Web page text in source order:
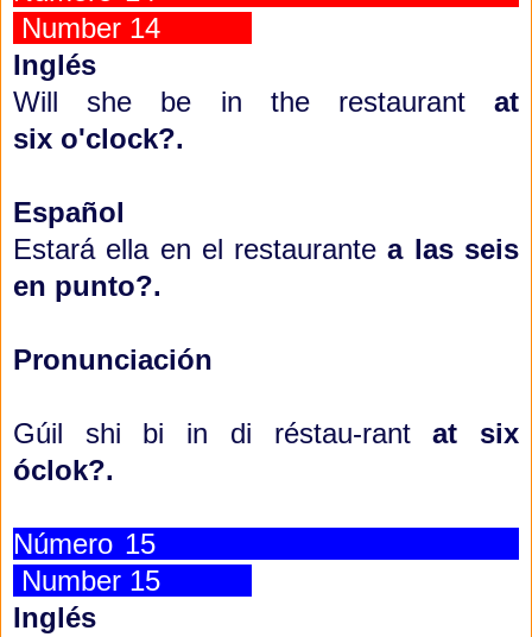
Number 14
Inglés
Will she be in the restaurant at
six o'clock?.
Español
Estará ella en el restaurantea las seis
en punto?.
Pronunciación
Gúil shi bi in di réstau-rantat six
óclok?.
Número 15
Number 15
Inglés